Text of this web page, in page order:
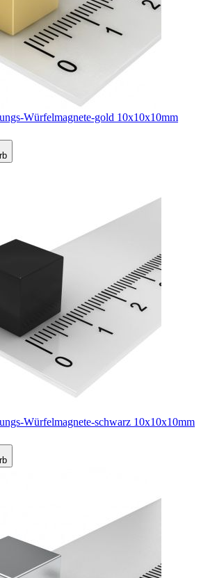
Würfelmagnete-gold 10x10x10mm
Würfelmagnete-schwarz 10x10x10mm